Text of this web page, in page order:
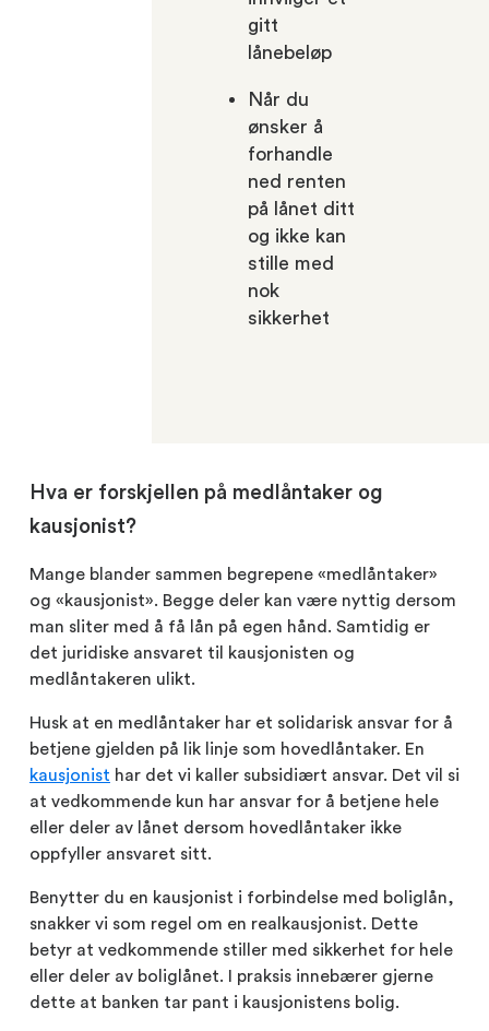
gitt
lånebeløp
Når du
ønsker å
forhandle
ned renten
på lånet ditt
og ikke kan
stille med
nok
sikkerhet
Hva er forskjellen på medlåntaker og
kausjonist?
Mange blander sammen begrepene «medlåntaker»
og «kausjonist». Begge deler kan være nyttig dersom
man sliter med å få lån på egen hånd. Samtidig er
det juridiske ansvaret til kausjonisten og
medlåntakeren ulikt.
Husk at en medlåntaker har et solidarisk ansvar for å
betjene gjelden på lik linje som hovedlåntaker. En
kausjonist har det vi kaller subsidiært ansvar. Det vil si
at vedkommende kun har ansvar for å betjene hele
eller deler av lånet dersom hovedlåntaker ikke
oppfyller ansvaret sitt.
Benytter du en kausjonist i forbindelse med boliglån,
snakker vi som regel om en realkausjonist. Dette
betyr at vedkommende stiller med sikkerhet for hele
eller deler av boliglånet. I praksis innebærer gjerne
dette at banken tar pant i kausjonistens bolig.